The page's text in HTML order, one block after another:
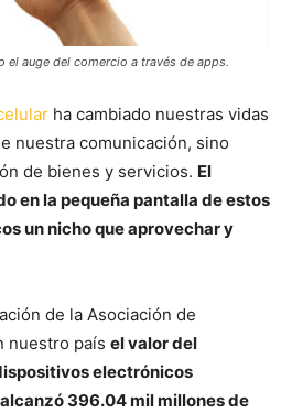
el auge del comercio a través de apps.
ha cambiado nuestras vidas
nuestra comunicación, sino
de bienes y servicios. El
en la pequeña pantalla de estos
un nicho que aprovechar y
de la Asociación de
nuestro país el valor del
electrónicos
396.04 mil millones de